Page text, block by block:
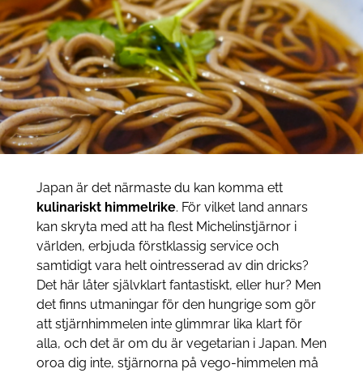
Japan är det närmaste du kan komma ett
kulinariskt himmelrike. För vilket land annars
kan skryta med att ha flest Michelinstjärnor i
världen, erbjuda förstklassig service och
samtidigt vara helt ointresserad av din dricks?
Det här låter självklart fantastiskt, eller hur? Men
det finns utmaningar för den hungrige som gör
att stjärnhimmelen inte glimmrar lika klart för
alla, och det är om du är vegetarian i Japan. Men
oroa dig inte, stjärnorna på vego-himmelen må